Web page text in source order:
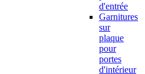
d'entrée
Garnitures
sur
plaque
pour
portes
d'intérieur